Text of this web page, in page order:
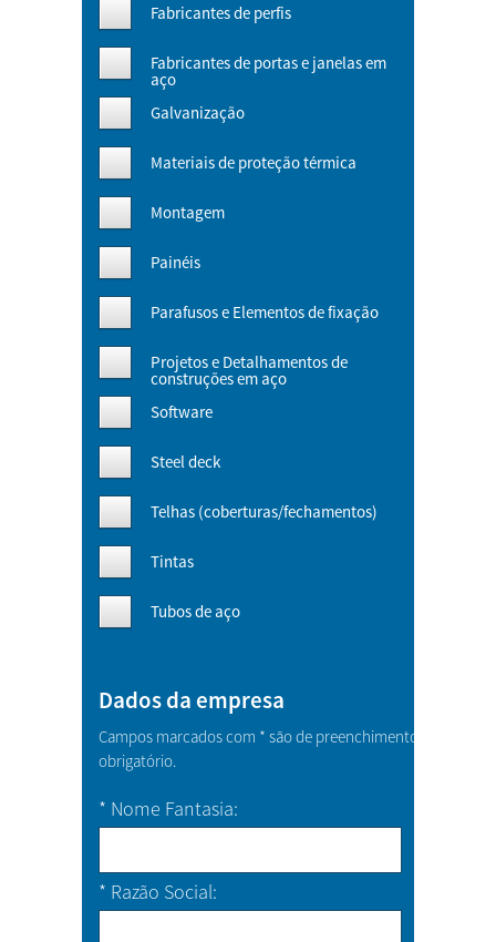
Fabricantes de perfis
Fabricantes de portas e janelas em
aço
Galvanização
Materiais de proteção térmica
Montagem
Painéis
Parafusos e Elementos de fixação
Projetos e Detalhamentos de
construções em aço
Software
Steel deck
Telhas (coberturas/fechamentos)
Tintas
Tubos de aço
Dados da empresa
Campos marcados com * são de preenchimento
obrigatório.
* Nome Fantasia
* Razão Social